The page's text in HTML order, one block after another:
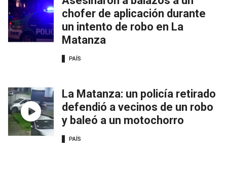
chofer de aplicación durante
un intento de robo en La
Matanza
PAÍS
La Matanza: un policía retirado
defendió a vecinos de un robo
y baleó a un motochorro
PAÍS